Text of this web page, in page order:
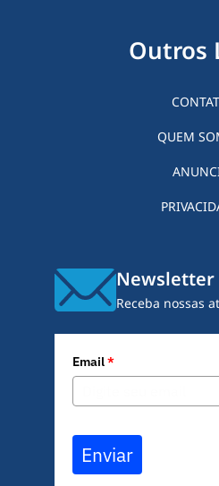
Outros
QUEM
Newsletter
Receba nossas
Email*
Enviar